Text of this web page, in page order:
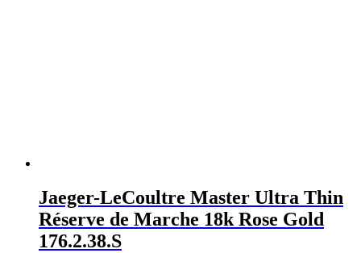
Jaeger-LeCoultre Master Ultra Thin
Réserve de Marche 18k Rose Gold
176.2.38.S